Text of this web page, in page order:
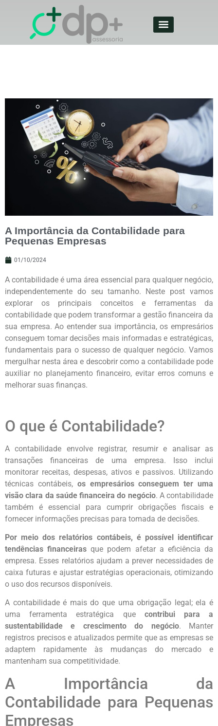
A Importância da Contabilidade para
Pequenas Empresas
01/10/2024
A contabilidade é uma área essencial para qualquer negócio,
independentemente do seu tamanho. Neste post vamos
explorar os principais conceitos e ferramentas da
contabilidade que podem transformar a gestão financeira da
sua empresa. Ao entender sua importância, os empresários
conseguem tomar decisões mais informadas e estratégicas,
fundamentais para o sucesso de qualquer negócio. Vamos
mergulhar nesta área e descobrir como a contabilidade pode
auxiliar no planejamento financeiro, evitar erros comuns e
melhorar suas finanças.
O que é Contabilidade?
A contabilidade envolve registrar, resumir e analisar as
transações financeiras de uma empresa. Isso inclui
monitorar receitas, despesas, ativos e passivos. Utilizando
técnicas contábeis, os empresários conseguem ter uma
visão clara da saúde financeira do negócio. A contabilidade
também é essencial para cumprir obrigações fiscais e
fornecer informações precisas para tomada de decisões.
Por meio dos relatórios contábeis, é possível identificar
tendências financeiras que podem afetar a eficiência da
empresa. Esses relatórios ajudam a prever necessidades de
caixa futuras e ajustar estratégias operacionais, otimizando
o uso dos recursos disponíveis.
A contabilidade é mais do que uma obrigação legal; ela é
uma ferramenta estratégica que contribui para a
sustentabilidade e crescimento do negócio. Manter
registros precisos e atualizados permite que as empresas se
adaptem rapidamente às mudanças do mercado e
mantenham sua competitividade.
A Importância da
Contabilidade para Pequenas
Empresas